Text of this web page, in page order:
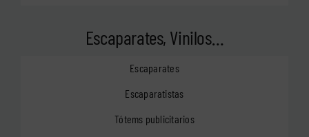
Escaparates, Vinilos…
Escaparates
Escaparatistas
Tótems publicitarios